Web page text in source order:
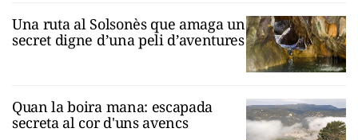
Una ruta al Solsonès que amaga un
secret digne d’una peli d’aventures
Quan la boira mana: escapada
secreta al cor d'uns avencs